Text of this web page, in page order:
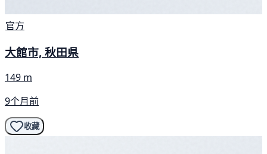
官方
大館市, 秋田県
149 m
9个月前
收藏